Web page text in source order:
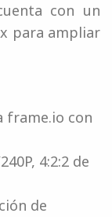
con un
para ampliar
frame.io con
4:2:2 de
de